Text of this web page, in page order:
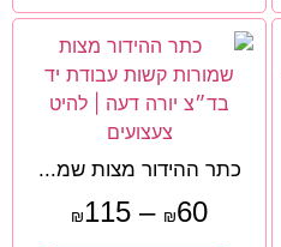
כתר ההידור מצות שמ...
₪60
–
₪115